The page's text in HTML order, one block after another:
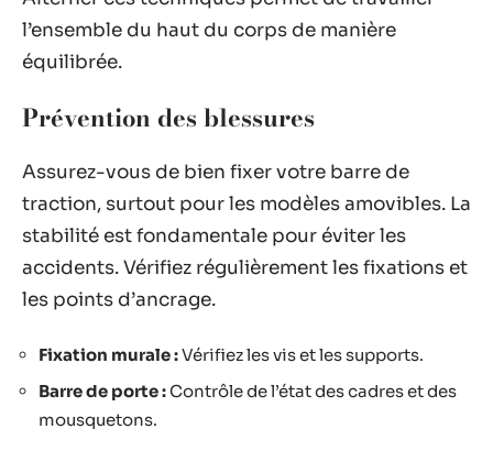
l’ensemble du haut du corps de manière
équilibrée.
Prévention des blessures
Assurez-vous de bien fixer votre barre de
traction, surtout pour les modèles amovibles. La
stabilité est fondamentale pour éviter les
accidents. Vérifiez régulièrement les fixations et
les points d’ancrage.
Fixation murale :Vérifiez les vis et les supports.
Barre de porte :Contrôle de l’état des cadres et des
mousquetons.